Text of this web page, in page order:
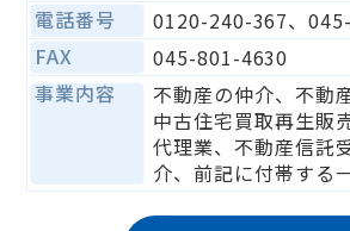
電話番号
0120-240-367、
FAX
045-801-4630
事業内容
不動産の仲介、不動
中古住宅買取再生販
代理業、不動産信託
介、前記に付帯する